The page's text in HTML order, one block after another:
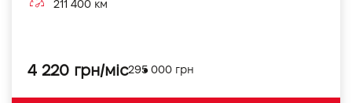
211 400 км
4 220 грн/міс295 000 грн